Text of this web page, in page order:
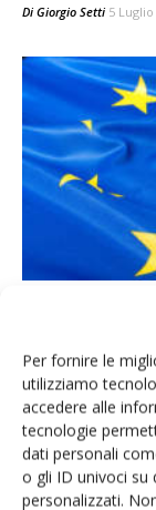
Per fornire le
utilizziamo
accedere alle
tecnologie
dati personali
o gli ID univoci su
personalizzati.
Di Giorgio Setti 5 Luglio
Latte e
Ue per
dell’origine
DiGiorgio Setti 12
E-magazine